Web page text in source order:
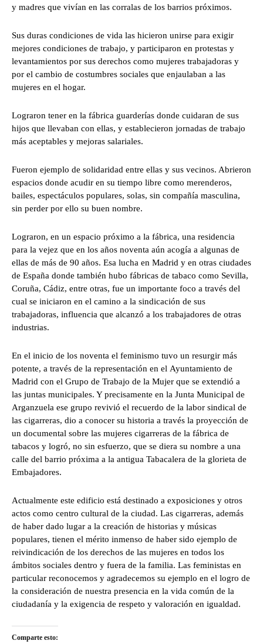
y madres que vivían en las corralas de los barrios próximos.
Sus duras condiciones de vida las hicieron unirse para exigir
mejores condiciones de trabajo, y participaron en protestas y
levantamientos por sus derechos como mujeres trabajadoras y
por el cambio de costumbres sociales que enjaulaban a las
mujeres en el hogar.
Lograron tener en la fábrica guarderías donde cuidaran de sus
hijos que llevaban con ellas, y establecieron jornadas de trabajo
más aceptables y mejoras salariales.
Fueron ejemplo de solidaridad entre ellas y sus vecinos. Abrieron
espacios donde acudir en su tiempo libre como merenderos,
bailes, espectáculos populares, solas, sin compañía masculina,
sin perder por ello su buen nombre.
Lograron, en un espacio próximo a la fábrica, una residencia
para la vejez que en los años noventa aún acogía a algunas de
ellas de más de 90 años. Esa lucha en Madrid y en otras ciudades
de España donde también hubo fábricas de tabaco como Sevilla,
Coruña, Cádiz, entre otras, fue un importante foco a través del
cual se iniciaron en el camino a la sindicación de sus
trabajadoras, influencia que alcanzó a los trabajadores de otras
industrias.
En el inicio de los noventa el feminismo tuvo un resurgir más
potente, a través de la representación en el Ayuntamiento de
Madrid con el Grupo de Trabajo de la Mujer que se extendió a
las juntas municipales. Y precisamente en la Junta Municipal de
Arganzuela ese grupo revivió el recuerdo de la labor sindical de
las cigarreras, dio a conocer su historia a través la proyección de
un documental sobre las mujeres cigarreras de la fábrica de
tabacos y logró, no sin esfuerzo, que se diera su nombre a una
calle del barrio próxima a la antigua Tabacalera de la glorieta de
Embajadores.
Actualmente este edificio está destinado a exposiciones y otros
actos como centro cultural de la ciudad. Las cigarreras, además
de haber dado lugar a la creación de historias y músicas
populares, tienen el mérito inmenso de haber sido ejemplo de
reivindicación de los derechos de las mujeres en todos los
ámbitos sociales dentro y fuera de la familia. Las feministas en
particular reconocemos y agradecemos su ejemplo en el logro de
la consideración de nuestra presencia en la vida común de la
ciudadanía y la exigencia de respeto y valoración en igualdad.
Comparte esto: